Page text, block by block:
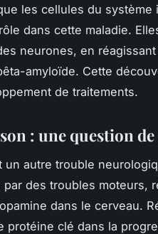
les cellules du système
dans cette maladie.
neurones, en
amyloïde. Cette
de traitements.
: une question
un autre trouble
par des troubles moteurs,
dans le cerveau.
protéine clé dans la